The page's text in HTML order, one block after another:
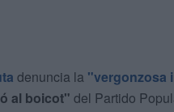
denuncia la "vergonzosa
al boicot" del Partido